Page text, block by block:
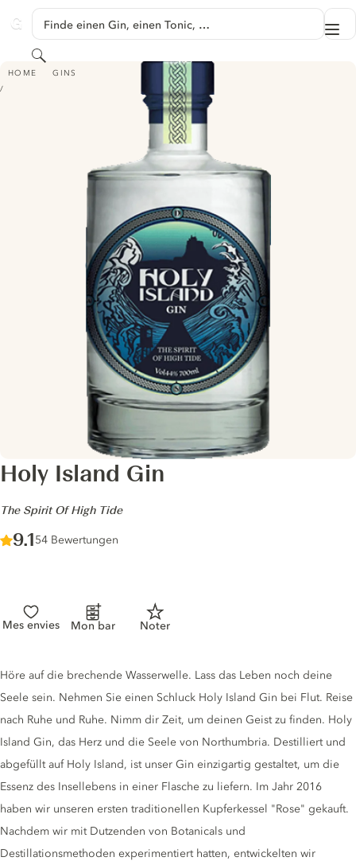
GINVENTORY
Finde einen Gin, einen Tonic, …
Suchen
HOME GINS
HOLY ISLAND GIN - THE SPIRIT OF HIGH TIDE
Holy Island Gin
-The Spirit Of High Tide
Score :
9.1/ 10
54 Bewertungen
Mes envies Mon bar Noter
Gin description
Höre auf die brechende Wasserwelle. Lass das Leben noch deine
Seele sein. Nehmen Sie einen Schluck Holy Island Gin bei Flut. Reise
nach Ruhe und Ruhe. Nimm dir Zeit, um deinen Geist zu finden. Holy
Island Gin, das Herz und die Seele von Northumbria. Destilliert und
abgefüllt auf Holy Island, ist unser Gin einzigartig gestaltet, um die
Essenz des Insellebens in einer Flasche zu liefern. Im Jahr 2016
haben wir unseren ersten traditionellen Kupferkessel "Rose" gekauft.
Nachdem wir mit Dutzenden von Botanicals und
Destillationsmethoden experimentiert hatten, entwickelten wir